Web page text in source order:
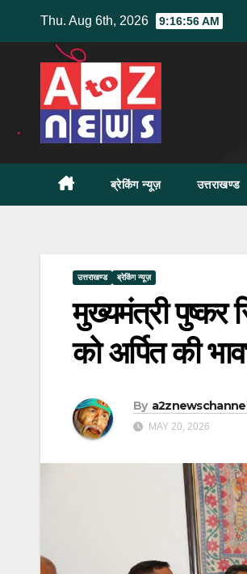
content
Thu. Aug 6th, 2026 9:16:57 AM
ब्रेकिंग न्यूज़ उत्तराखण्ड
उत्तराखण्ड ब्रेकिंग न्यूज़
मुख्यमंत्री पुष्कर
को अर्पित की
By
MAY 20, 2026